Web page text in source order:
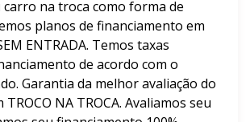
carro na troca como forma de
planos de financiamento em
ENTRADA. Temos taxas
de acordo com o
Garantia da melhor avaliação do
NA TROCA. Avaliamos seu